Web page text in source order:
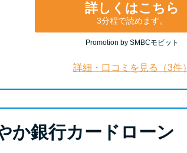
詳しくはこちら
3分程で読めます。
Promotion by SMBCモビット
詳細・口コミを見る（3件）
か銀行カードローン